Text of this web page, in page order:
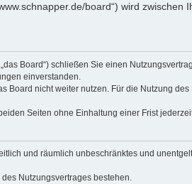
board“) wird zwischen
Board“) schließen Sie einen
einverstanden.
Board nicht weiter nutzen. Für die Nutzung
Seiten ohne Einhaltung einer Frist
und räumlich unbeschränktes und
Nutzungsvertrages bestehen.